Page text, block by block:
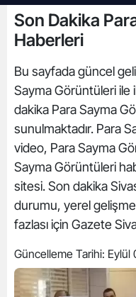
Son Dakika
Haberleri
Bu sayfada güncel
Sayma Görüntüleri ile
dakika Para Sayma
sunulmaktadır. Para
video, Para Sayma
Sayma Görüntüleri
sitesi. Son dakika
durumu, yerel
fazlası için Gazete
Güncelleme Tarihi: Eylül